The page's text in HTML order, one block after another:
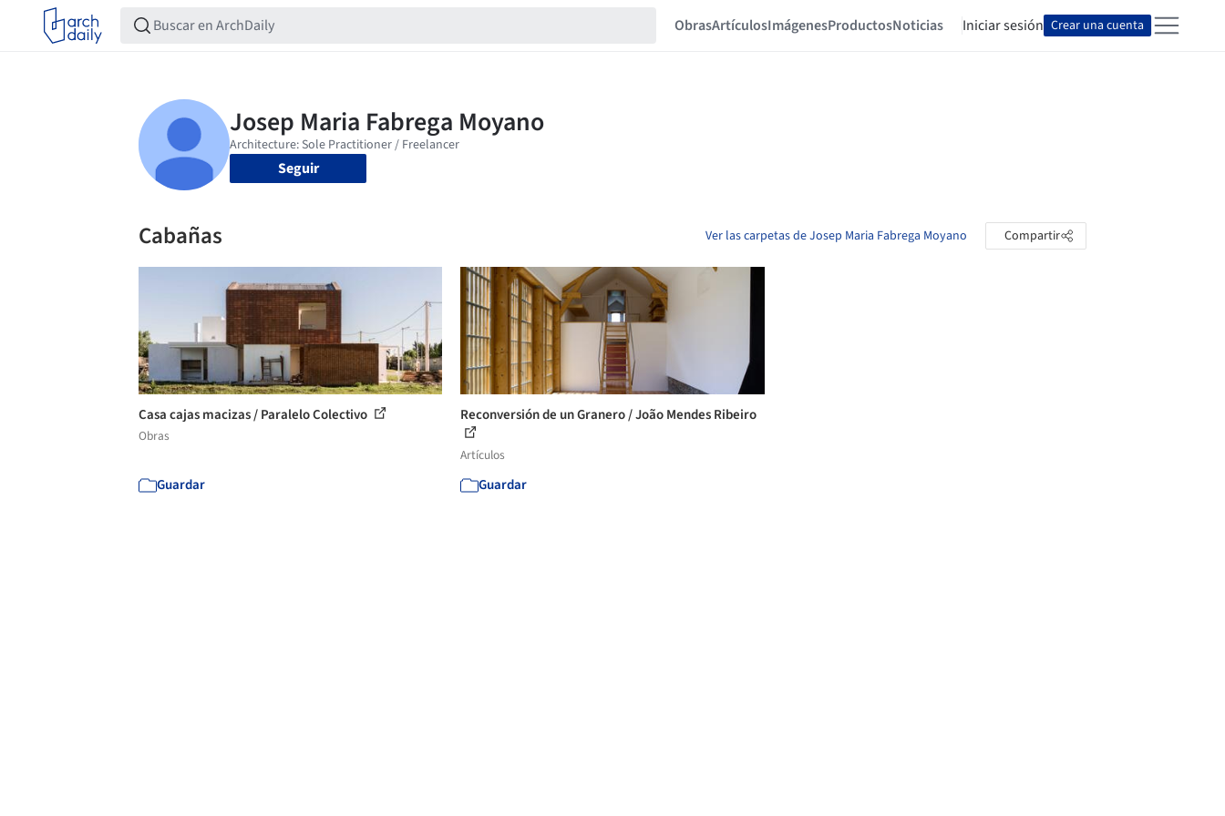
ObrasArtículosImágenesProductosNoticias Iniciar sesión Crear una cuenta
Seguir
Cabañas Ver las carpetas de Josep Maria Fabrega Moyano Compartir
Casa cajas macizas / Paralelo Colectivo
Obras
Guardar
Reconversión de un Granero / João Mendes Ribeiro
Artículos
Guardar